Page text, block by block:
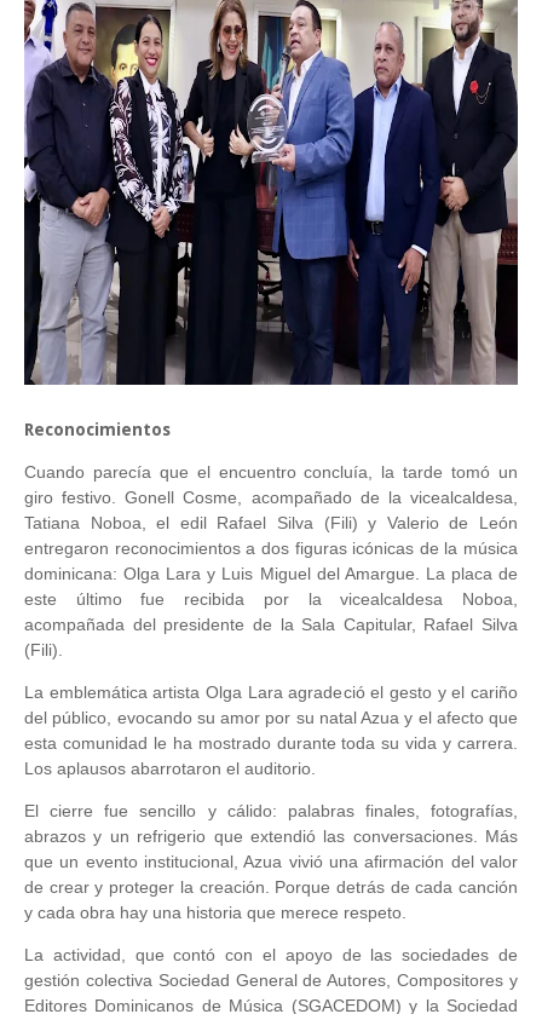
Reconocimientos
Cuando parecía que el encuentro concluía, la tarde tomó un
giro festivo. Gonell Cosme, acompañado de la vicealcaldesa,
Tatiana Noboa, el edil Rafael Silva (Fili) y Valerio de León
entregaron reconocimientos a dos figuras icónicas de la música
dominicana: Olga Lara y Luis Miguel del Amargue. La placa de
este último fue recibida por la vicealcaldesa Noboa,
acompañada del presidente de la Sala Capitular, Rafael Silva
(Fili).
La emblemática artista Olga Lara agradeció el gesto y el cariño
del público, evocando su amor por su natal Azua y el afecto que
esta comunidad le ha mostrado durante toda su vida y carrera.
Los aplausos abarrotaron el auditorio.
El cierre fue sencillo y cálido: palabras finales, fotografías,
abrazos y un refrigerio que extendió las conversaciones. Más
que un evento institucional, Azua vivió una afirmación del valor
de crear y proteger la creación. Porque detrás de cada canción
y cada obra hay una historia que merece respeto.
La actividad, que contó con el apoyo de las sociedades de
gestión colectiva Sociedad General de Autores, Compositores y
Editores Dominicanos de Música (SGACEDOM) y la Sociedad